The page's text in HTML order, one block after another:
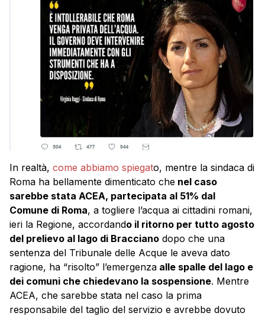
In realtà, come abbiamo spiegato, mentre la sindaca di
Roma ha bellamente dimenticato che nel caso
sarebbe stata ACEA, partecipata al 51% dal
Comune di Roma, a togliere l’acqua ai cittadini romani,
ieri la Regione, accordando il ritorno per tutto agosto
del prelievo al lago di Bracciano dopo che una
sentenza del Tribunale delle Acque le aveva dato
ragione, ha “risolto” l’emergenza alle spalle del lago e
dei comuni che chiedevano la sospensione. Mentre
ACEA, che sarebbe stata nel caso la prima
responsabile del taglio del servizio e avrebbe dovuto